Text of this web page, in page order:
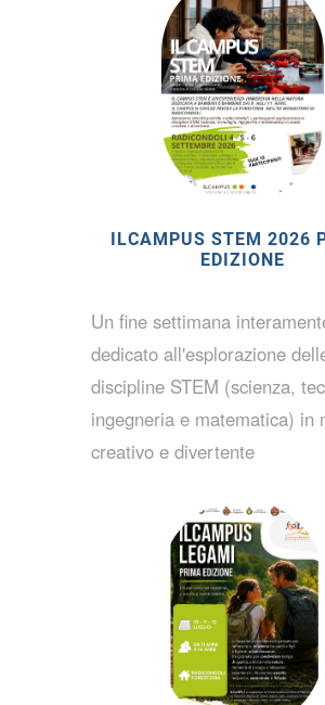
ILCAMPUS STEM 2026
EDIZIONE
Un fine settimana
dedicato all'esplorazione
discipline STEM (scienza,
ingegneria e matematica) in
creativo e divertente